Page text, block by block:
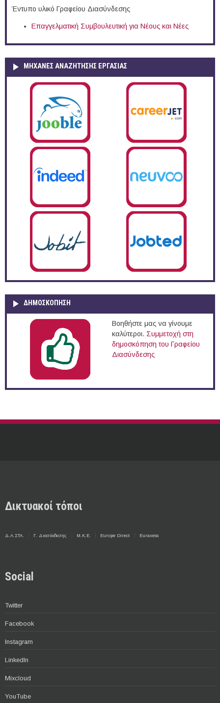
Έντυπο υλικό Γραφείου Διασύνδεσης
Επαγγελματική Συμβουλευτική για Νέους και Νέες
ΜΗΧΑΝΕΣ ΑΝΑΖΗΤΗΣΗΣ ΕΡΓΑΣΙΑΣ
ΔΗΜΟΣΚΌΠΗΣΗ
Βοηθήστε μας να γίνουμε
καλύτεροι. Συμμετοχή στη
δημοσκόπηση του Γραφείου
Διασύνδεσης
Δικτυακοί τόποι
Δ.Α.ΣΤΑ. Γ. Διασύνδεσης Μ.Κ.Ε. Europe Direct Euraxess
Social
Twitter
Facebook
Instagram
LinkedIn
Mixcloud
YouTube